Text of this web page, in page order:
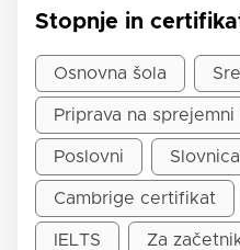
Stopnje in
Osnovna šola
Priprava na sprejemni
Poslovni Slovnica
Cambrige certifikat
IELTS Za